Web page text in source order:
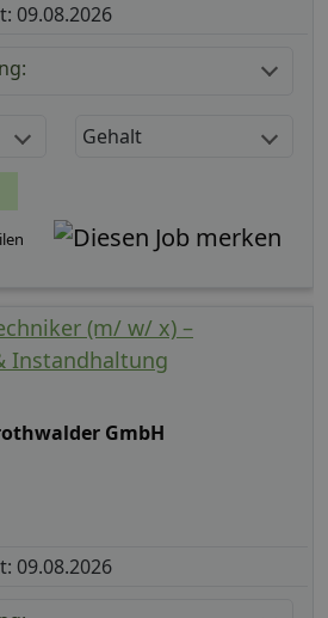
09.08.2026
Gehalt
(m/ w/ x) –
Instandhaltung
GmbH
09.08.2026